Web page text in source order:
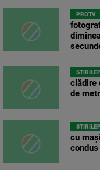
PROTV
clădire
de
cu